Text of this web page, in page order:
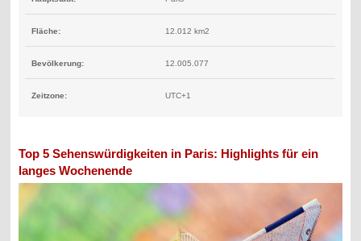
Fläche: 12.012 km2
Bevölkerung: 12.005.077
Zeitzone: UTC+1
Top 5 Sehenswürdigkeiten in Paris: Highlights für ein
langes Wochenende